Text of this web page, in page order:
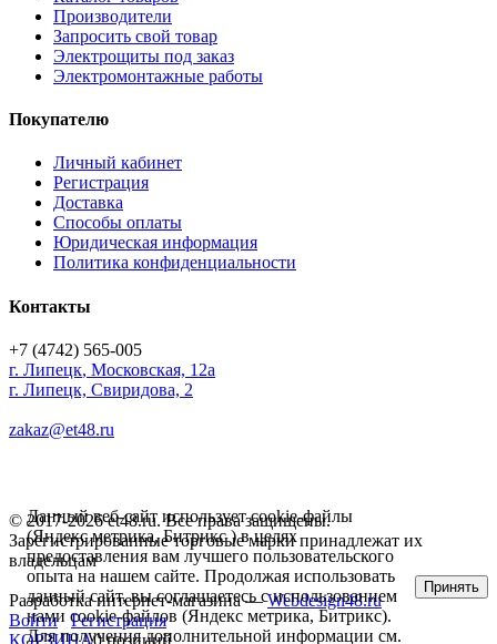
Производители
Запросить свой товар
Электрощиты под заказ
Электромонтажные работы
Покупателю
Личный кабинет
Регистрация
Доставка
Способы оплаты
Юридическая информация
Политика конфиденциальности
Контакты
+7 (4742) 565-005
г. Липецк, Московская, 12а
г. Липецк, Свиридова, 2
zakaz@et48.ru
© 2017-2026 et48.ru. Все права защищены.
Зарегистрированные торговые марки принадлежат их
владельцам
Разработка интернет-магазина —Webdesign48.ru
Войти
Регистрация
КОРЗИНА0 позиций
Данный веб-сайт использует cookie-файлы
(Яндекс метрика, Битрикс ) в целях
предоставления вам лучшего пользовательского
опыта на нашем сайте. Продолжая использовать
данный сайт, вы соглашаетесь с использованием
нами cookie-файлов (Яндекс метрика, Битрикс).
Для получения дополнительной информации см.
Принять